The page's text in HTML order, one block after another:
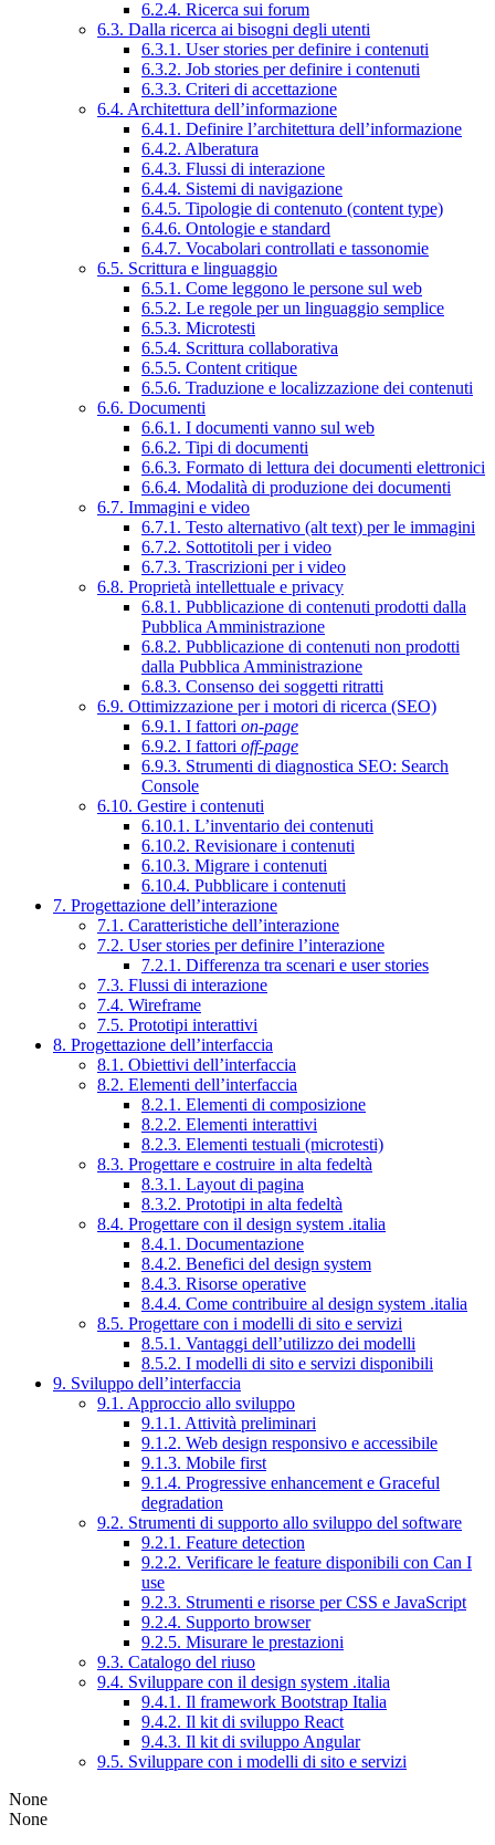
6.2.4. Ricerca sui forum
6.3. Dalla ricerca ai bisogni degli utenti
6.3.1. User stories per definire i contenuti
6.3.2. Job stories per definire i contenuti
6.3.3. Criteri di accettazione
6.4. Architettura dell’informazione
6.4.1. Definire l’architettura dell’informazione
6.4.2. Alberatura
6.4.3. Flussi di interazione
6.4.4. Sistemi di navigazione
6.4.5. Tipologie di contenuto (content type)
6.4.6. Ontologie e standard
6.4.7. Vocabolari controllati e tassonomie
6.5. Scrittura e linguaggio
6.5.1. Come leggono le persone sul web
6.5.2. Le regole per un linguaggio semplice
6.5.3. Microtesti
6.5.4. Scrittura collaborativa
6.5.5. Content critique
6.5.6. Traduzione e localizzazione dei contenuti
6.6. Documenti
6.6.1. I documenti vanno sul web
6.6.2. Tipi di documenti
6.6.3. Formato di lettura dei documenti elettronici
6.6.4. Modalità di produzione dei documenti
6.7. Immagini e video
6.7.1. Testo alternativo (alt text) per le immagini
6.7.2. Sottotitoli per i video
6.7.3. Trascrizioni per i video
6.8. Proprietà intellettuale e privacy
6.8.1. Pubblicazione di contenuti prodotti dalla
Pubblica Amministrazione
6.8.2. Pubblicazione di contenuti non prodotti
dalla Pubblica Amministrazione
6.8.3. Consenso dei soggetti ritratti
6.9. Ottimizzazione per i motori di ricerca (SEO)
6.9.1. I fattori on-page
6.9.2. I fattori off-page
6.9.3. Strumenti di diagnostica SEO: Search
Console
6.10. Gestire i contenuti
6.10.1. L’inventario dei contenuti
6.10.2. Revisionare i contenuti
6.10.3. Migrare i contenuti
6.10.4. Pubblicare i contenuti
7. Progettazione dell’interazione
7.1. Caratteristiche dell’interazione
7.2. User stories per definire l’interazione
7.2.1. Differenza tra scenari e user stories
7.3. Flussi di interazione
7.4. Wireframe
7.5. Prototipi interattivi
8. Progettazione dell’interfaccia
8.1. Obiettivi dell’interfaccia
8.2. Elementi dell’interfaccia
8.2.1. Elementi di composizione
8.2.2. Elementi interattivi
8.2.3. Elementi testuali (microtesti)
8.3. Progettare e costruire in alta fedeltà
8.3.1. Layout di pagina
8.3.2. Prototipi in alta fedeltà
8.4. Progettare con il design system .italia
8.4.1. Documentazione
8.4.2. Benefici del design system
8.4.3. Risorse operative
8.4.4. Come contribuire al design system .italia
8.5. Progettare con i modelli di sito e servizi
8.5.1. Vantaggi dell’utilizzo dei modelli
8.5.2. I modelli di sito e servizi disponibili
9. Sviluppo dell’interfaccia
9.1. Approccio allo sviluppo
9.1.1. Attività preliminari
9.1.2. Web design responsivo e accessibile
9.1.3. Mobile first
9.1.4. Progressive enhancement e Graceful
degradation
9.2. Strumenti di supporto allo sviluppo del software
9.2.1. Feature detection
9.2.2. Verificare le feature disponibili con Can I
use
9.2.3. Strumenti e risorse per CSS e JavaScript
9.2.4. Supporto browser
9.2.5. Misurare le prestazioni
9.3. Catalogo del riuso
9.4. Sviluppare con il design system .italia
9.4.1. Il framework Bootstrap Italia
9.4.2. Il kit di sviluppo React
9.4.3. Il kit di sviluppo Angular
9.5. Sviluppare con i modelli di sito e servizi
None
None